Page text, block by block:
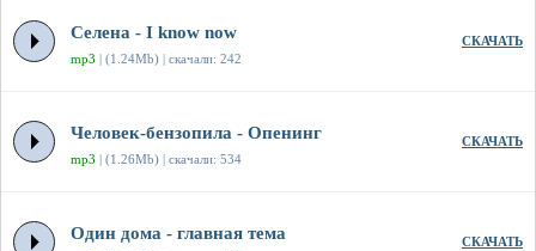
Селена - I know now
mp3 | (1.24Mb) | скачали: 242
СКАЧАТЬ
Человек-бензопила - Опенинг
mp3 | (1.26Mb) | скачали: 534
СКАЧАТЬ
Один дома - главная тема СКАЧАТЬ